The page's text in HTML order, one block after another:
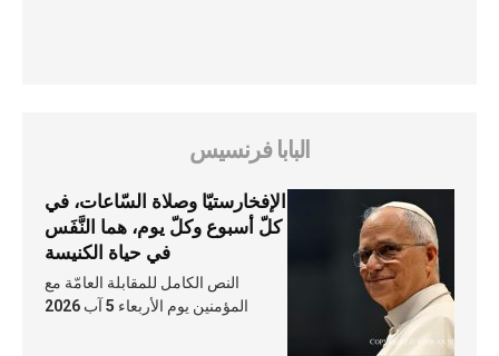
البابا فرنسيس
الإفخارستيّا وصلاة السّاعات، في
كلّ أسبوع وكلّ يوم، هما النَّفَس
في حياة الكنيسة
النص الكامل للمقابلة العامّة مع
المؤمنين يوم الأربعاء 5 آب 2026